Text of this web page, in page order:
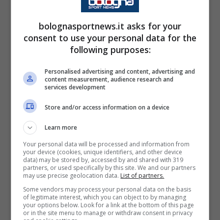
Portieri: Pessina, Ravaglia, Skorupski.
Lucumí, Lykogiannis, João Mário, Miranda,
Centrocampisti
Pobega, Sohm.
Attaccanti: Bernardeschi, Castro, Dallinga,
Dominguez, Odgaard, Orsolini, Rowe.
Napoli-Bologna: l’arbitro del
bolognasportnews.it asks for your
consent to use your personal data for the
following purposes:
Personalised advertising and content, advertising and
content measurement, audience research and
services development
Store and/or access information on a device
Learn more
Your personal data will be processed and information from
your device (cookies, unique identifiers, and other device
data) may be stored by, accessed by and shared with 319
partners, or used specifically by this site. We and our partners
may use precise geolocation data. List of partners.
Some vendors may process your personal data on the basis
of legitimate interest, which you can object to by managing
your options below. Look for a link at the bottom of this page
or in the site menu to manage or withdraw consent in privacy